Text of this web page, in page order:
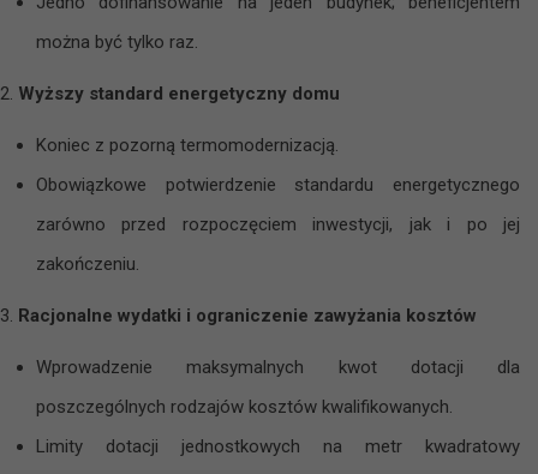
można być tylko raz.
Wyższy standard energetyczny domu
Koniec z pozorną termomodernizacją.
Obowiązkowe potwierdzenie standardu energetycznego
zarówno przed rozpoczęciem inwestycji, jak i po jej
zakończeniu.
Racjonalne wydatki i ograniczenie zawyżania kosztów
Wprowadzenie maksymalnych kwot dotacji dla
poszczególnych rodzajów kosztów kwalifikowanych.
Limity dotacji jednostkowych na metr kwadratowy